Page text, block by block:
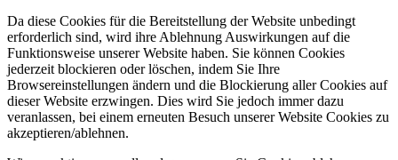
Da diese Cookies für die Bereitstellung der Website unbedingt
erforderlich sind, wird ihre Ablehnung Auswirkungen auf die
Funktionsweise unserer Website haben. Sie können Cookies
jederzeit blockieren oder löschen, indem Sie Ihre
Browsereinstellungen ändern und die Blockierung aller Cookies auf
dieser Website erzwingen. Dies wird Sie jedoch immer dazu
veranlassen, bei einem erneuten Besuch unserer Website Cookies zu
akzeptieren/ablehnen.